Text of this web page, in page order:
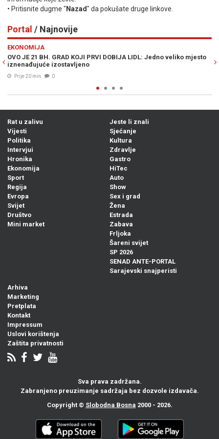
• Pritisnite dugme " Nazad" da pokušate druge linkove.
Portal / Najnovije
EKONOMIJA
OVO JE 21 BH. GRAD KOJI PRVI DOBIJA LIDL: Jedno veliko mjesto
iznenađujuće izostavljeno
Prije 20 min 0
Rat u zalivu
Vijesti
Politika
Intervjui
Hronika
Ekonomija
Sport
Regija
Evropa
Svijet
Društvo
Mini market
Jeste li znali
Sjećanje
Kultura
Zdravlje
Gastro
HiTec
Auto
Show
Sex i grad
Žena
Estrada
Zabava
Frljoka
Šareni svijet
SP 2026
SENAD ANTE-PORTAL
Sarajevski snajperisti
Arhiva
Marketing
Pretplata
Kontakt
Impressum
Uslovi korištenja
Zaštita privatnosti
Sva prava zadržana.
Zabranjeno preuzimanje sadržaja bez dozvole izdavača.
Copyright © Slobodna Bosna 2000 - 2026.